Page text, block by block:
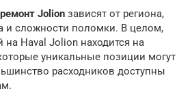
ремонт Jolion зависят от региона,
и сложности поломки. В целом,
на Haval Jolion находится на
уникальные позиции могут
расходников доступны